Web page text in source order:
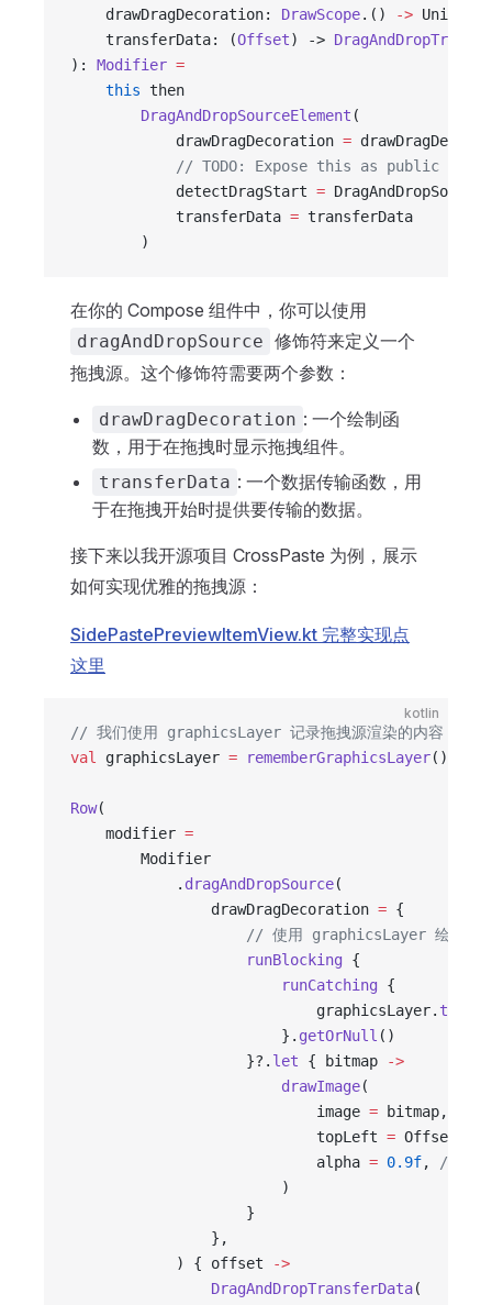
    drawDragDecoration:
DrawScope.() -> Unit,
    transferData: (
Offset) ->
): Modifier =
    this
then
        DragAndDropSourceElement
(
            drawDragDecoration
=
// TODO: Expose this as public
            detectDragStart
=
            transferData
= transferData
        )
在你的 Compose 组件中，你可以使用
dragAndDropSource 修饰符来定义一个
拖拽源。这个修饰符需要两个参数：
drawDragDecoration : 一个绘制函
数，用于在拖拽时显示拖拽组件。
transferData : 一个数据传输函数，用
于在拖拽开始时提供要传输的数据。
接下来以我开源项目 CrossPaste 为例，展示
如何实现优雅的拖拽源：
SidePastePreviewItemView.kt 完整实现点
这里
kotlin
// 我们使用 graphicsLayer 记录拖拽源渲染的内容
val graphicsLayer = rememberGraphicsLayer()
Row(
    modifier
=
        Modifier
            .
dragAndDropSource(
                drawDragDecoration
= {
// 使用 graphicsLayer 绘制拖
                    runBlocking
{
                        runCatching
{
                            graphicsLayer.
                        }.
getOrNull ()
                    }?.
let { bitmap
->
                        drawImage
(
                            image
= bitmap,
                            topLeft
=
                            alpha
= 0.9f, // 设置
                        )
                    }
                },
            ) { offset
->
                DragAndDropTransferData
(